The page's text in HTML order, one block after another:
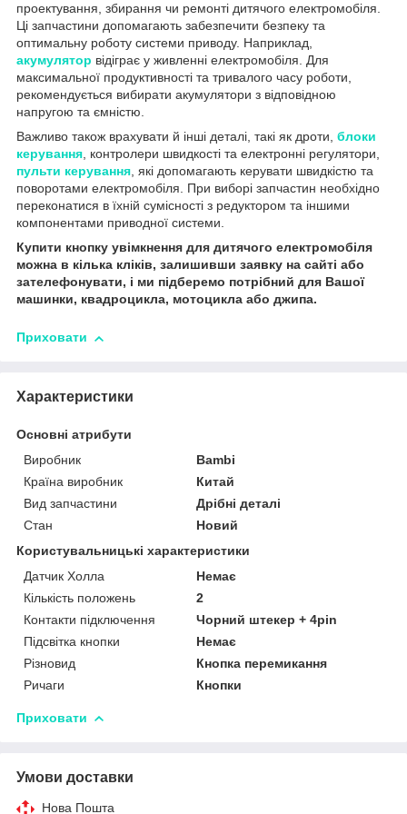
проектування, збирання чи ремонті дитячого електромобіля.
Ці запчастини допомагають забезпечити безпеку та
оптимальну роботу системи приводу. Наприклад,
акумулятор відіграє у живленні електромобіля. Для
максимальної продуктивності та тривалого часу роботи,
рекомендується вибирати акумулятори з відповідною
напругою та ємністю.
Важливо також врахувати й інші деталі, такі як дроти, блоки
керування, контролери швидкості та електронні регулятори,
пульти керування, які допомагають керувати швидкістю та
поворотами електромобіля. При виборі запчастин необхідно
переконатися в їхній сумісності з редуктором та іншими
компонентами приводної системи.
Купити кнопку увімкнення для дитячого електромобіля
можна в кілька кліків, залишивши заявку на сайті або
зателефонувати, і ми підберемо потрібний для Вашої
машинки, квадроцикла, мотоцикла або джипа.
Приховати
Характеристики
Основні атрибути
Виробник
Bambi
Країна виробник
Китай
Вид запчастини
Дрібні деталі
Стан
Новий
Користувальницькі характеристики
Датчик Холла
Немає
Кількість положень
2
Контакти підключення
Чорний штекер + 4pin
Підсвітка кнопки
Немає
Різновид
Кнопка перемикання
Ричаги
Кнопки
Приховати
Умови доставки
Нова Пошта